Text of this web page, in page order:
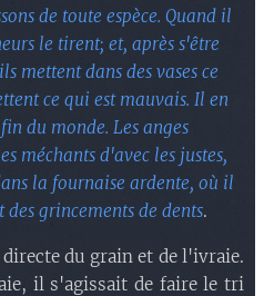
de toute espèce. Quand il
le tirent; et, après s'être
mettent dans des vases ce
ce qui est mauvais. Il en
du monde. Les anges
méchants d'avec les justes,
la fournaise ardente, où il
des grincements de dents.
du grain et de l'ivraie.
il s'agissait de faire le tri